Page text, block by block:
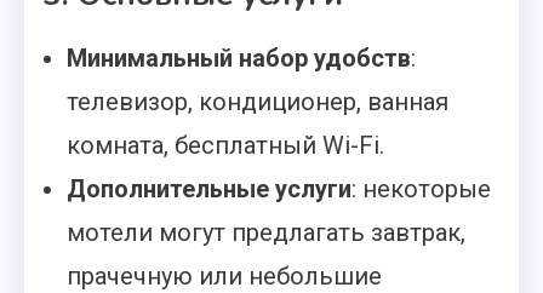
Минимальный набор удобств:
телевизор, кондиционер, ванная
комната, бесплатный Wi-Fi.
Дополнительные услуги: некоторые
мотели могут предлагать завтрак,
прачечную или небольшие